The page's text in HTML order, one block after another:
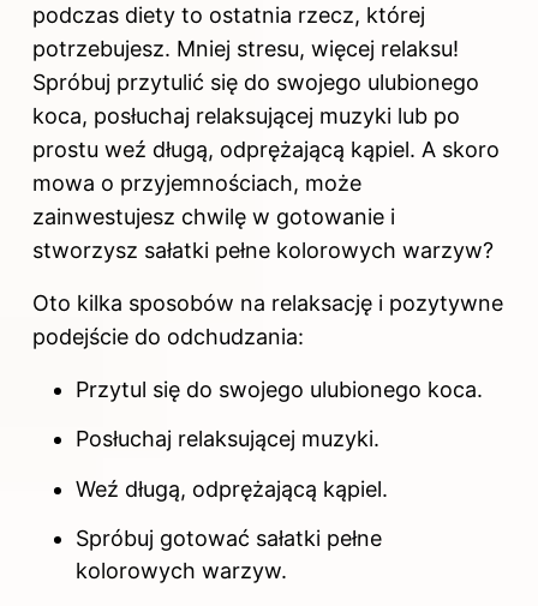
podczas diety to ostatnia rzecz, której
potrzebujesz. Mniej stresu, więcej relaksu!
Spróbuj przytulić się do swojego ulubionego
koca, posłuchaj relaksującej muzyki lub po
prostu weź długą, odprężającą kąpiel. A skoro
mowa o przyjemnościach, może
zainwestujesz chwilę w gotowanie i
stworzysz sałatki pełne kolorowych warzyw?
Oto kilka sposobów na relaksację i pozytywne
podejście do odchudzania:
Przytul się do swojego ulubionego koca.
Posłuchaj relaksującej muzyki.
Weź długą, odprężającą kąpiel.
Spróbuj gotować sałatki pełne
kolorowych warzyw.